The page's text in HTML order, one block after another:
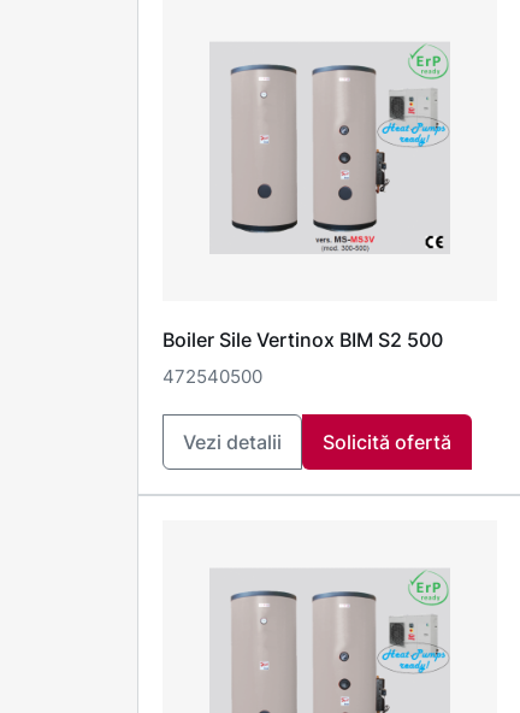
Boiler Sile Vertinox BIM S2 500
472540500
Vezi detalii Solicită ofertă